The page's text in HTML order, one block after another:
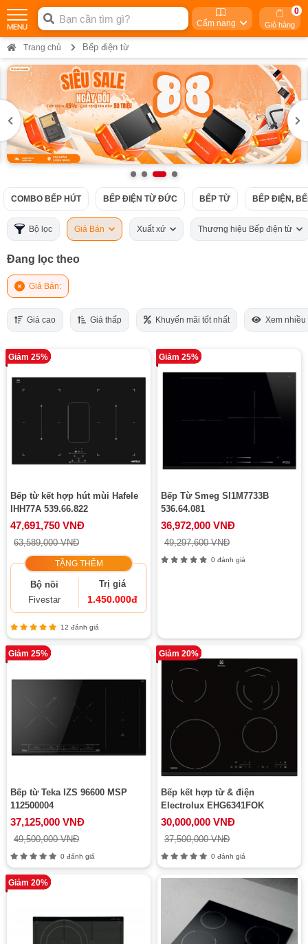
Cẩm nang Giỏ hàng
0
Trang chủ Bếp điện từ
COMBO BẾP HÚT BẾP ĐIỆN TỪ ĐỨC BẾP TỪ BẾP ĐIỆN,
Bộ lọc Giá Bán Xuất xứ Thương hiệu Bếp điện từ
Đang lọc theo
Giá Bán:
Giá cao Giá thấp Khuyến mãi tốt nhất Xem nhiều
Giảm 25%
Bếp từ kết hợp hút mùi Hafele
IHH77A 539.66.822
47,691,750 VNĐ
63,589,000 VNĐ
TẶNG THÊM
Bộ nồi
Fivestar
Trị giá
1.450.000đ
12 đánh giá
Giảm 25%
Bếp Từ Smeg SI1M7733B
536.64.081
36,972,000 VNĐ
49,297,600 VNĐ
0 đánh giá
Giảm 25%
Bếp từ Teka IZS 96600 MSP
112500004
37,125,000 VNĐ
49,500,000 VNĐ
0 đánh giá
Giảm 20%
Bếp kết hợp từ & điện
Electrolux EHG6341FOK
30,000,000 VNĐ
37,500,000 VNĐ
0 đánh giá
Giảm 20%